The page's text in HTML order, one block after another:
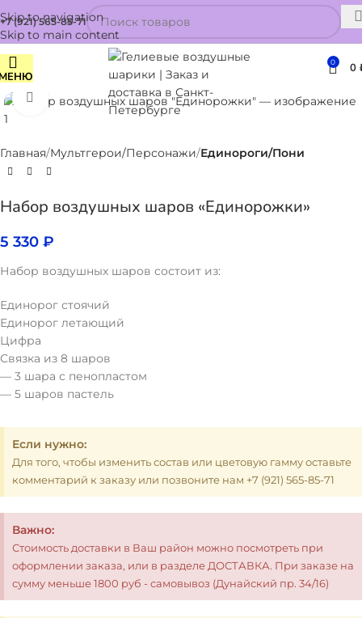
Skip to navigation
Skip to main content
+7 (921) 565-85-71
0 0
Нажмите, чтобы увеличить
Главная Мультгерои/Персонажи Единороги/Пони
Набор воздушных шаров «Единорожки»
5 330 ₽
Набор воздушных шаров состоит из:
Единорог стоячий
Единорог летающий
Цифра
Связка из 8 шаров
— 3 шара с пенопластом
— 5 шаров пастель
Если нужно:
Для того, чтобы изменить состав или цветовую гамму оставьте
комментарий к заказу или позвоните нам +7 (921) 565-85-71
Важно:
Стоимость доставки в Ваш район можно посмотреть при
оформлении заказа, или в разделе ДОСТАВКА. При заказе на
сумму меньше 1800 руб - самовывоз (Дунайский пр. 34/16)